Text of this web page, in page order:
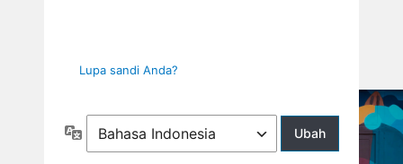
Lupa sandi Anda?
Bahasa